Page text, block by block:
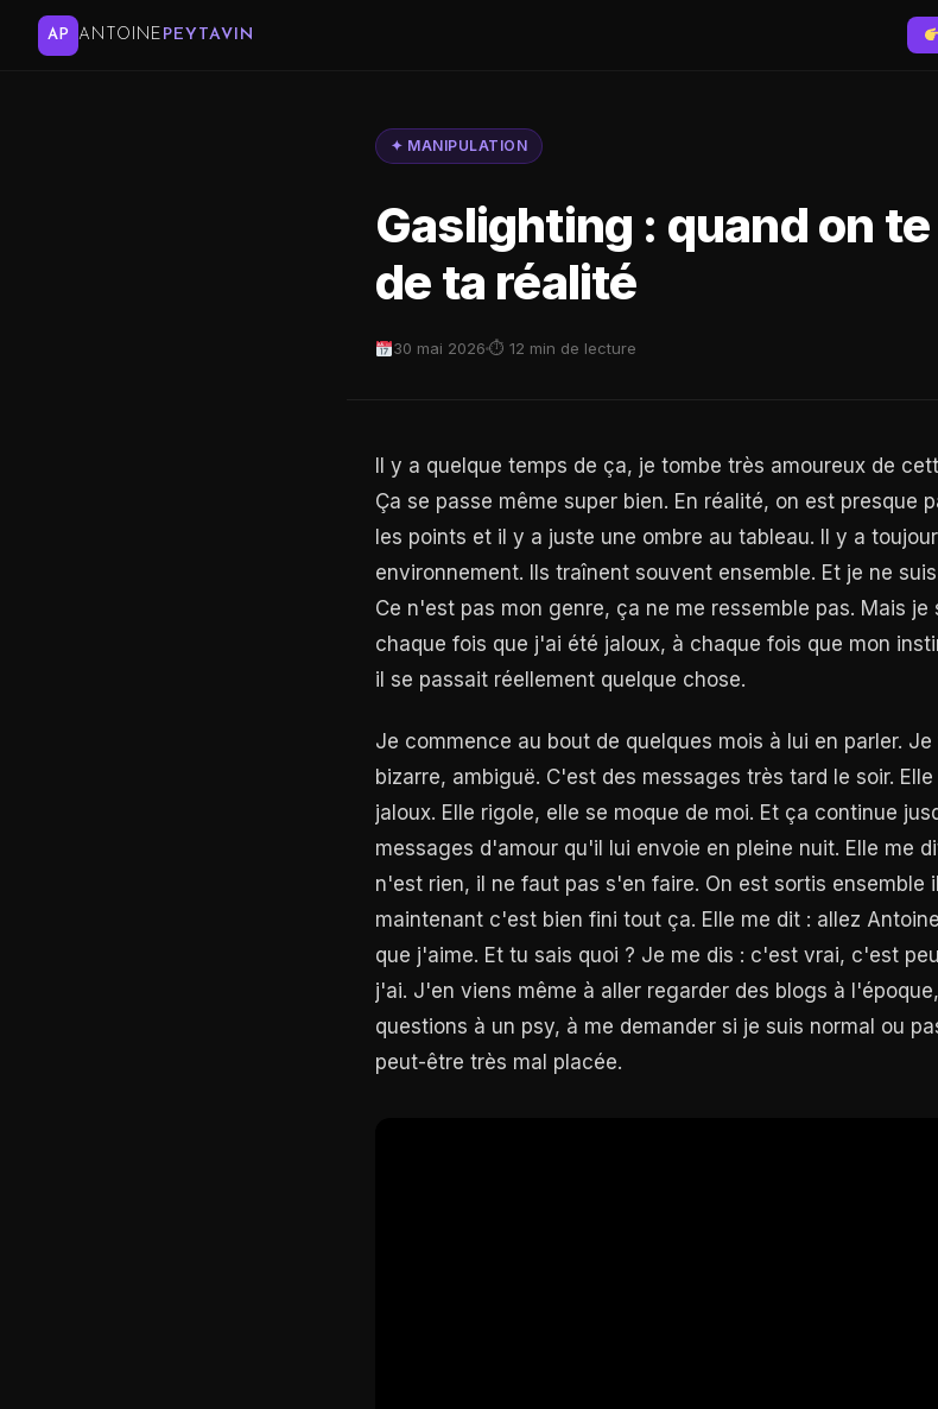
AP ANTOINE PEYTAVIN
✦ MANIPULATION
Gaslighting : quand on
de ta réalité
30 mai 2026 ⏱ 12 min de lecture
Il y a quelque temps de ça, je tombe très amoureux de
Ça se passe même super bien. En réalité, on est presque
les points et il y a juste une ombre au tableau. Il y a
environnement. Ils traînent souvent ensemble. Et je ne
Ce n'est pas mon genre, ça ne me ressemble pas. Mais
chaque fois que j'ai été jaloux, à chaque fois que mon
il se passait réellement quelque chose.
Je commence au bout de quelques mois à lui en parler.
bizarre, ambiguë. C'est des messages très tard le soir.
jaloux. Elle rigole, elle se moque de moi. Et ça continue
messages d'amour qu'il lui envoie en pleine nuit. Elle me
n'est rien, il ne faut pas s'en faire. On est sortis ensemble
maintenant c'est bien fini tout ça. Elle me dit : allez
que j'aime. Et tu sais quoi ? Je me dis : c'est vrai, c'est
j'ai. J'en viens même à aller regarder des blogs à
questions à un psy, à me demander si je suis normal ou
peut-être très mal placée.